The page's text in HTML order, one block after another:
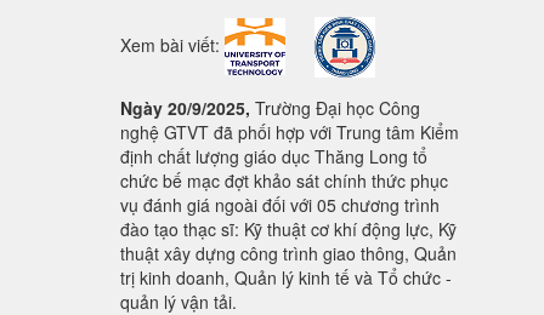
Xem bài viết:
Ngày 20/9/2025, Trường Đại học Công
nghệ GTVT đã phối hợp với Trung tâm Kiểm
định chất lượng giáo dục Thăng Long tổ
chức bế mạc đợt khảo sát chính thức phục
vụ đánh giá ngoài đối với 05 chương trình
đào tạo thạc sĩ: Kỹ thuật cơ khí động lực, Kỹ
thuật xây dựng công trình giao thông, Quản
trị kinh doanh, Quản lý kinh tế và Tổ chức -
quản lý vận tải.